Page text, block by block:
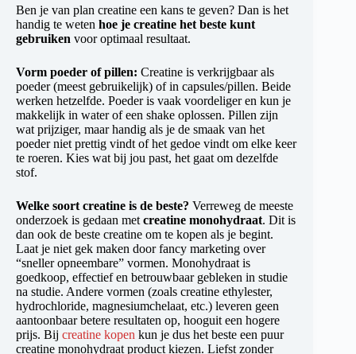
Ben je van plan creatine een kans te geven? Dan is het
handig te weten hoe je creatine het beste kunt
gebruiken voor optimaal resultaat.
Vorm poeder of pillen: Creatine is verkrijgbaar als
poeder (meest gebruikelijk) of in capsules/pillen. Beide
werken hetzelfde. Poeder is vaak voordeliger en kun je
makkelijk in water of een shake oplossen. Pillen zijn
wat prijziger, maar handig als je de smaak van het
poeder niet prettig vindt of het gedoe vindt om elke keer
te roeren. Kies wat bij jou past, het gaat om dezelfde
stof.
Welke soort creatine is de beste? Verreweg de meeste
onderzoek is gedaan met creatine monohydraat. Dit is
dan ook de beste creatine om te kopen als je begint.
Laat je niet gek maken door fancy marketing over
“sneller opneembare” vormen. Monohydraat is
goedkoop, effectief en betrouwbaar gebleken in studie
na studie. Andere vormen (zoals creatine ethylester,
hydrochloride, magnesiumchelaat, etc.) leveren geen
aantoonbaar betere resultaten op, hooguit een hogere
prijs. Bij creatine kopen kun je dus het beste een puur
creatine monohydraat product kiezen. Liefst zonder